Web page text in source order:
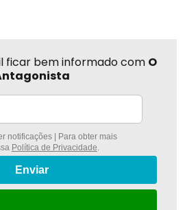
ficar bem informado com O
notificações | Para obter mais
Política de Privacidade.
Enviar